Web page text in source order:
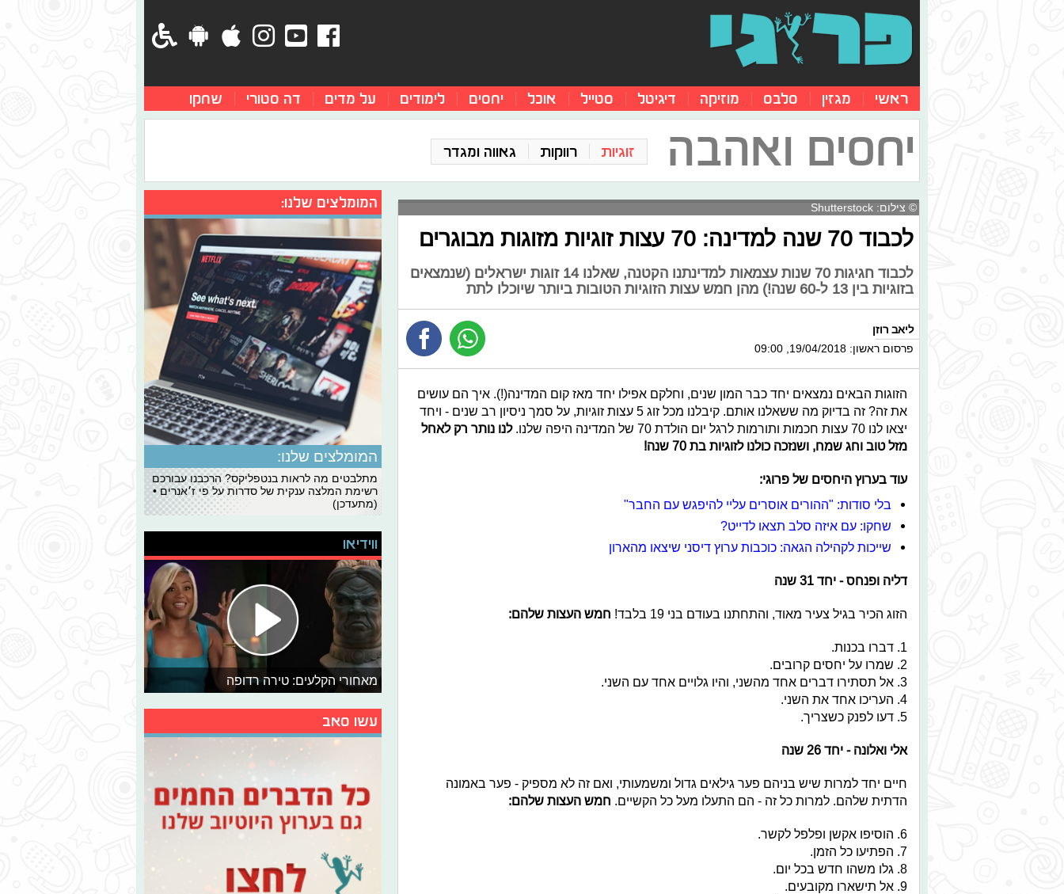
ראשי מגזין סלבס מוזיקה דיגיטל סטייל אוכל יחסים לימודים על מדים דה סטורי שחקו
יחסים ואהבה זוגיות רווקות גאווה ומגדר
© צילום: Shutterstock
לכבוד 70 שנה למדינה: 70 עצות זוגיות מזוגות מבוגרים
לכבוד חגיגות 70 שנות עצמאות למדינתנו הקטנה, שאלנו 14 זוגות ישראלים (שנמצאים
בזוגיות בין 13 ל-60 שנה!) מהן חמש עצות הזוגיות הטובות ביותר שיוכלו לתת
ליאב רוזן
פרסום ראשון: 19/04/2018, 09:00
הזוגות הבאים נמצאים יחד כבר המון שנים, וחלקם אפילו יחד מאז קום המדינה(!). איך הם עושים
את זה? זה בדיוק מה ששאלנו אותם. קיבלנו מכל זוג 5 עצות זוגיות, על סמך ניסיון רב שנים - ויחד
יצאו לנו 70 עצות חכמות ותורמות לרגל יום הולדת 70 של המדינה היפה שלנו.
לנו נותר רק לאחל
מזל טוב וחג שמח, ושנזכה כולנו לזוגיות בת 70 שנה!
עוד בערוץ היחסים של פרוגי:
בלי סודות: "ההורים אוסרים עליי להיפגש עם החבר"
שחקו: עם איזה סלב תצאו לדייט?
שייכות לקהילה הגאה: כוכבות ערוץ דיסני שיצאו מהארון
דליה ופנחס - יחד 31 שנה
הזוג הכיר בגיל צעיר מאוד, והתחתנו בעודם בני 19 בלבד! חמש העצות שלהם:
1. דברו בכנות.
2. שמרו על יחסים קרובים.
3. אל תסתירו דברים אחד מהשני, והיו גלויים אחד עם השני.
4. העריכו אחד את השני.
5. דעו לפנק כשצריך.
אלי ואלונה - יחד 26 שנה
חיים יחד למרות שיש בניהם פער גילאים גדול ומשמעותי, ואם זה לא מספיק - פער באמונה
הדתית שלהם. למרות כל זה - הם התעלו מעל כל הקשיים. חמש העצות שלהם:
6. הוסיפו אקשן ופלפל לקשר.
7. הפתיעו כל הזמן.
8. גלו משהו חדש בכל יום.
9. אל תישארו מקובעים.
המומלצים שלנו:
המומלצים שלנו:
מתלבטים מה לראות בנטפליקס? הרכבנו עבורכם
רשימת המלצה ענקית של סדרות על פי ז׳אנרים •
(מתעדכן)
ווידיאו
מאחורי הקלעים: טירה רדופה
עשו סאב